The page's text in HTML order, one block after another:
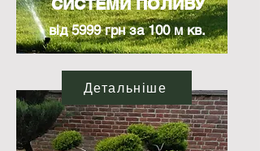
СИСТЕМИ ПОЛИВУ
від 5999 грн за 100 м кв.
Детальніше